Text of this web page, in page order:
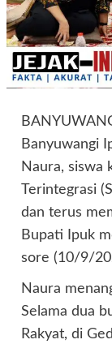
Banyuwangi
Naura, siswa
Terintegrasi
dan terus
Bupati Ipuk
sore (10/9/
Naura
Selama dua
Rakyat, di